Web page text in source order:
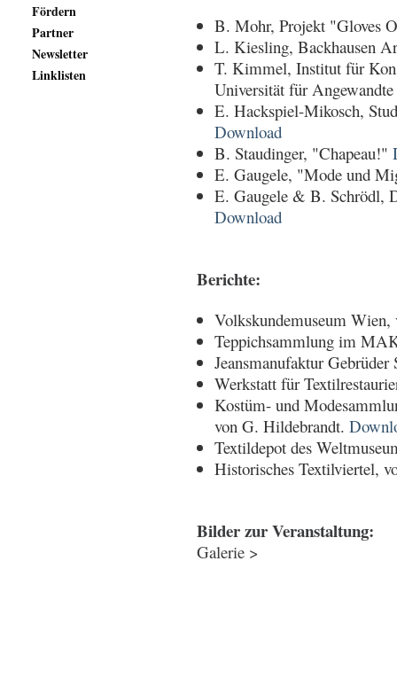
B. Mohr, Projekt "Gloves
L. Kiesling, Backhausen
T. Kimmel, Institut für
Universität für
E. Hackspiel-Mikosch,
Download
B. Staudinger, "Chapeau!"
E. Gaugele, "Mode und
E. Gaugele & B. Schrödl,
Download
Berichte:
Volkskundemuseum
Teppichsammlung im
Jeansmanufaktur
Werkstatt für
Kostüm- und
von G. Hildebrandt.
Textildepot des
Historisches Textilviertel,
Bilder zur Veranstaltung:
Galerie >
Fördern
Partner
Newsletter
Linklisten